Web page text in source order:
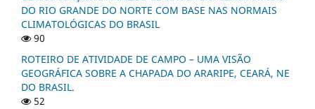
DO RIO GRANDE DO NORTE COM BASE NAS NORMAIS
CLIMATOLÓGICAS DO BRASIL
90
ROTEIRO DE ATIVIDADE DE CAMPO – UMA VISÃO
GEOGRÁFICA SOBRE A CHAPADA DO ARARIPE, CEARÁ, NE
DO BRASIL.
52